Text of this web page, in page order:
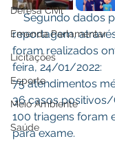
Defesa Civil
Emenda Parlamentar
Licitações
Esporte
Meio Ambiente
Saúde
    Segundo dados passados à nossa
reportagem,
foram realizados
feira, 24/01/2022:
75 atendimentos
36 casos positivos/
100 triagens foram
para exame.